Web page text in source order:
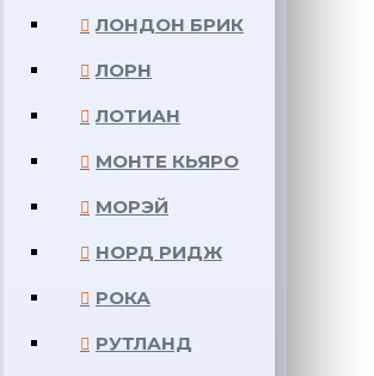
ЛОНДОН БРИК
ЛОРН
ЛОТИАН
МОНТЕ КЬЯРО
МОРЭЙ
НОРД РИДЖ
РОКА
РУТЛАНД